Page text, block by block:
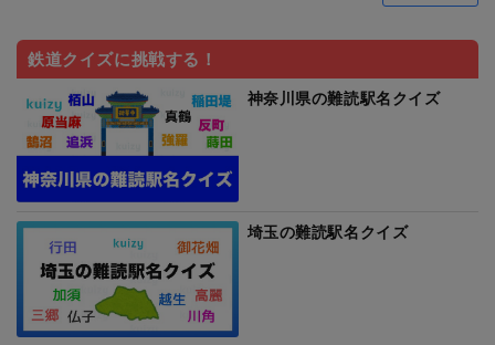
鉄道クイズに挑戦する！
神奈川県の難読駅名クイズ
埼玉の難読駅名クイズ